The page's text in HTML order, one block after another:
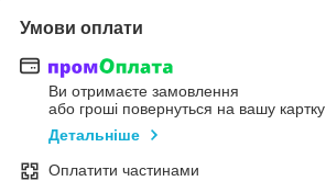
Умови оплати
Ви отримаєте замовлення
або гроші повернуться на вашу картку
Детальніше
Оплатити частинами